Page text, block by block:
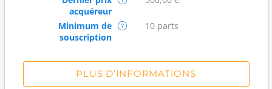
acquéreur
Minimum de
souscription
10 parts
PLUS D’INFORMATIONS